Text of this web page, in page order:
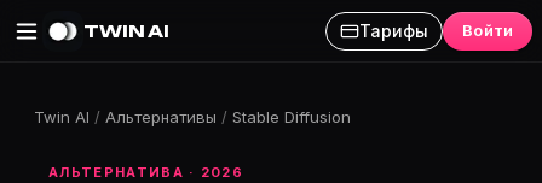
TWIN AI Тарифы Войти
Twin AI / Альтернативы / Stable Diffusion
АЛЬТЕРНАТИВА · 2026